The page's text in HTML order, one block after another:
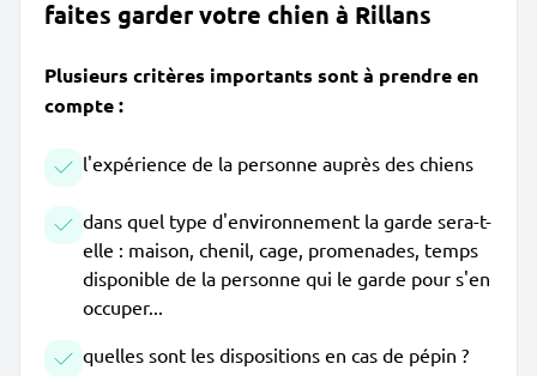
faites garder votre chien à Rillans
Plusieurs critères importants sont à prendre en
compte :
l'expérience de la personne auprès des chiens
dans quel type d'environnement la garde sera-t-
elle : maison, chenil, cage, promenades, temps
disponible de la personne qui le garde pour s'en
occuper...
quelles sont les dispositions en cas de pépin ?